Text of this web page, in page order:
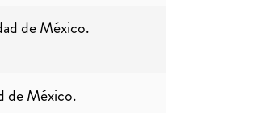
de México.
de México.